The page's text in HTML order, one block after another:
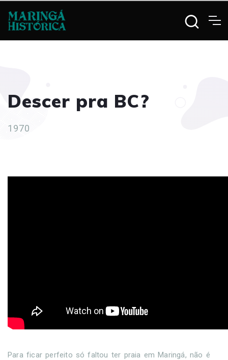
Descer pra BC?
1970
Para ficar perfeito só faltou ter praia em Maringá, não é